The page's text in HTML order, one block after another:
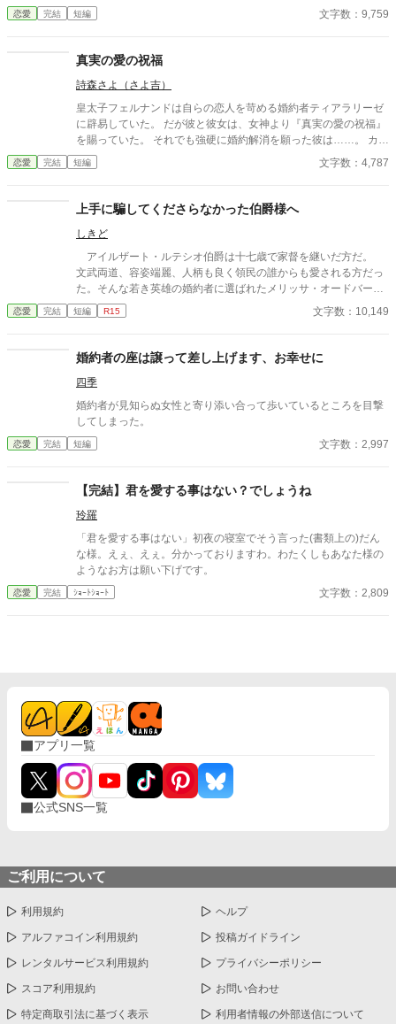
女性としての誇りを傷つけられても彼女は平気だった。なぜなら
大切な「心の拠り所」があるから……。しかし、王立学園の卒業
を受けるのだった―― ※神視点。■なろうにも別タイトルで重
恋愛 完結 短編 文字数：9,759
真実の愛の祝福
詩森さよ（さよ吉）
皇太子フェルナンドは自らの恋人を苛める婚約者ティアラリーゼ
に辟易していた。 だが彼と彼女は、女神より『真実の愛の祝福』
を賜っていた。 それでも強硬に婚約解消を願った彼は……。 カク
ヨム、小説家になろうにも掲載。 筆者は体調不良なことも多く、
コメントなどを受け取らない設定にしております。 どうぞよろし
恋愛 完結 短編 文字数：4,787
上手に騙してくださらなかった伯爵様へ
しきど
アイルザート・ルテシオ伯爵は十七歳で家督を継いだ方だ。
文武両道、容姿端麗、人柄も良く領民の誰からも愛される方だっ
た。そんな若き英雄の婚約者に選ばれたメリッサ・オードバーン
子爵令嬢は、自身を果報者と信じて疑っていなかった。 彼が屋
敷のメイドと関係を持っていると知る事になる、その時までは。
るつもりだった。分かっていてそれでも、許せなかった。 メリ
ッサにとってアイルザートは、本心から愛した人だったから。
恋愛 完結 短編 R15 文字数：10,149
婚約者の座は譲って差し上げます、お幸せに
四季
婚約者が見知らぬ女性と寄り添い合って歩いているところを目撃
してしまった。
恋愛 完結 短編 文字数：2,997
【完結】君を愛する事はない？でしょうね
玲羅
「君を愛する事はない」初夜の寝室でそう言った(書類上の)だん
な様。えぇ、えぇ。分かっておりますわ。わたくしもあなた様の
ようなお方は願い下げです。
恋愛 完結 ｼｮｰﾄｼｮｰﾄ 文字数：2,809
アプリ一覧
公式SNS一覧
ご利用について
利用規約 ヘルプ
アルファコイン利用規約 投稿ガイドライン
レンタルサービス利用規約 プライバシーポリシー
スコア利用規約 お問い合わせ
特定商取引法に基づく表示 利用者情報の外部送信について